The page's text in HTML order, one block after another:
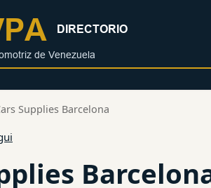
Supplies Barcelona